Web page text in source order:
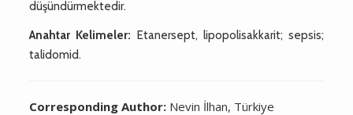
düşündürmektedir.
Anahtar Kelimeler: Etanersept, lipopolisakkarit; sepsis;
talidomid.
Corresponding Author: Nevin İlhan, Türkiye